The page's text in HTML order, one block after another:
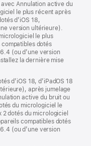
Annulation active du
le plus récent après
d’iOS 18,
version ultérieure).
le plus
dotés
(ou d’une version
la dernière mise
d’iOS 18, d’iPadOS 18
après jumelage
active du bruit ou
du micrologiciel le
2 dotés du micrologiciel
compatibles dotés
(ou d’une version